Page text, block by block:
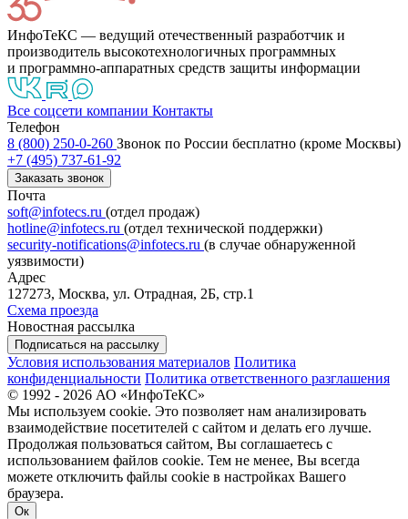
ИнфоТеКС — ведущий отечественный разработчик и
производитель высокотехнологичных программных
и программно-аппаратных средств защиты информации
Все соцсети компании Контакты
Телефон
8 (800) 250-0-260 Звонок по России бесплатно (кроме Москвы)
+7 (495) 737-61-92
Заказать звонок
Почта
soft@infotecs.ru (отдел продаж)
hotline@infotecs.ru (отдел технической поддержки)
security-notifications@infotecs.ru (в случае обнаруженной
уязвимости)
Адрес
127273, Москва, ул. Отрадная, 2Б, стр.1
Схема проезда
Новостная рассылка
Подписаться на рассылку
Условия использования материалов Политика
конфиденциальности Политика ответственного разглашения
© 1992 - 2026 АО «ИнфоТеКС»
Мы используем cookie. Это позволяет нам анализировать
взаимодействие посетителей с сайтом и делать его лучше.
Продолжая пользоваться сайтом, Вы соглашаетесь с
использованием файлов cookie. Тем не менее, Вы всегда
можете отключить файлы cookie в настройках Вашего
браузера.
Ок